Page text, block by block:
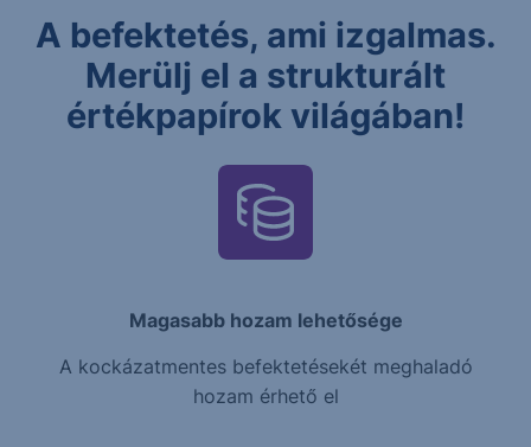
A befektetés, ami izgalmas.
Merülj el a strukturált
értékpapírok világában!
Magasabb hozam lehetősége
A kockázatmentes befektetésekét meghaladó
hozam érhető el